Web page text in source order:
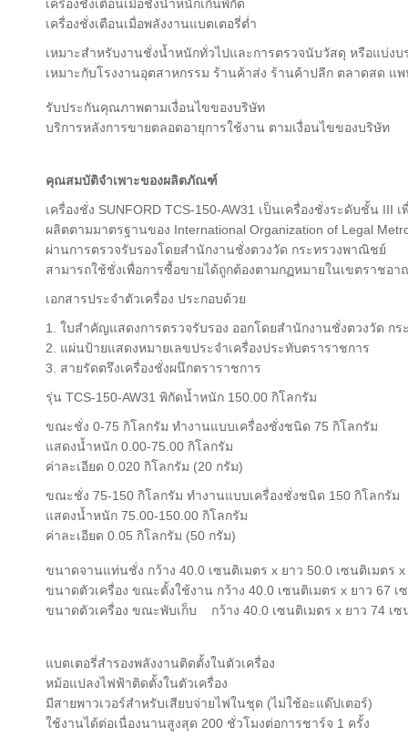
เครื่องชั่งเตือนเมื่อชั่งน้ำหนักเกินพิกัด
เครื่องชั่งเตือนเมื่อพลังงานแบตเตอรี่ต่ำ
เหมาะสำหรับงานชั่งน้ำหนักทั่วไปและการตรวจนับวัสดุ หรือแบ่ง
เหมาะกับโรงงานอุตสาหกรรม ร้านค้าส่ง ร้านค้าปลีก ตลาดสด แ
รับประกันคุณภาพตามเงื่อนไขของบริษัท
บริการหลังการขายตลอดอายุการใช้งาน ตามเงื่อนไขของบริษัท
คุณสมบัติจำเพาะของผลิตภัณฑ์
เครื่องชั่ง SUNFORD TCS-150-AW31 เป็นเครื่องชั่งระดับชั้น III
ผลิตตามมาตรฐานของ International Organization of Legal
ผ่านการตรวจรับรองโดยสำนักงานชั่งตวงวัด กระทรวงพาณิชย์
สามารถใช้ชั่งเพื่อการซื้อขายได้ถูกต้องตามกฏหมายในเขตราชอา
เอกสารประจำตัวเครื่อง ประกอบด้วย
1. ใบสำคัญแสดงการตรวจรับรอง ออกโดยสำนักงานชั่งตวงวัด ก
2. แผ่นป้ายแสดงหมายเลขประจำเครื่องประทับตราราชการ
3. สายรัดตรึงเครื่องชั่งผนึกตราราชการ
รุ่น TCS-150-AW31 พิกัดน้ำหนัก 150.00 กิโลกรัม
ขณะชั่ง 0-75 กิโลกรัม ทำงานแบบเครื่องชั่งชนิด 75 กิโลกรัม
แสดงน้ำหนัก 0.00-75.00 กิโลกรัม
ค่าละเอียด 0.020 กิโลกรัม (20 กรัม)
ขณะชั่ง 75-150 กิโลกรัม ทำงานแบบเครื่องชั่งชนิด 150 กิโลกรัม
แสดงน้ำหนัก 75.00-150.00 กิโลกรัม
ค่าละเอียด 0.05 กิโลกรัม (50 กรัม)
ขนาดจานแท่นชั่ง กว้าง 40.0 เซนติเมตร x ยาว 50.0 เซนติเมตร x
ขนาดตัวเครื่อง ขณะตั้งใช้งาน กว้าง 40.0 เซนติเมตร x ยาว 67 เ
ขนาดตัวเครื่อง ขณะพับเก็บ กว้าง 40.0 เซนติเมตร x ยาว 74 เซ
แบตเตอรี่สำรองพลังงานติดตั้งในตัวเครื่อง
หม้อแปลงไฟฟ้าติดตั้งในตัวเครื่อง
มีสายพาวเวอร์สำหรับเสียบจ่ายไฟในชุด (ไม่ใช้อะแด๊ปเตอร์)
ใช้งานได้ต่อเนื่องนานสูงสุด 200 ชั่วโมงต่อการชาร์จ 1 ครั้ง